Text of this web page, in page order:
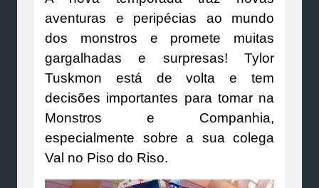
aventuras e peripécias ao mundo
dos monstros e promete muitas
gargalhadas e surpresas! Tylor
Tuskmon está de volta e tem
decisões importantes para tomar na
Monstros e Companhia,
especialmente sobre a sua colega
Val no Piso do Riso.